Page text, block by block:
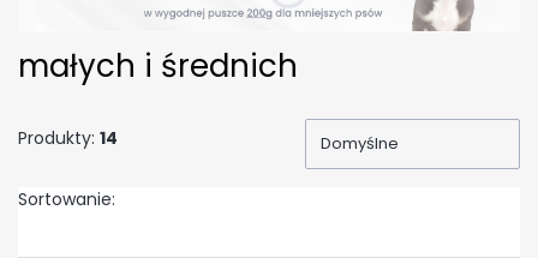
małych i średnich
Produkty: 14
Sortowanie:
Domyślne